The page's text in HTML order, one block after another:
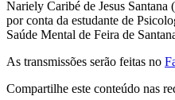
Nariely Caribé de Jesus
por conta da estudante de
Saúde Mental de Feira de
As transmissões serão feitas no
Compartilhe este conteúdo nas